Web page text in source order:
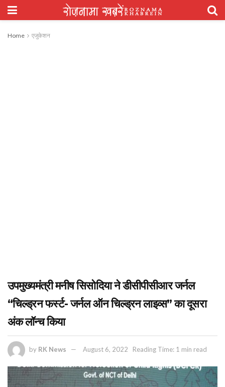
Home एजुकेशन
उपमुख्यमंत्री मनीष सिसोदिया ने डीसीपीसीआर जर्नल
“चिल्ड्रन फर्स्ट- जर्नल ऑन चिल्ड्रन लाइव्स” का दूसरा
अंक लॉन्च किया
by RK News August 6, 2022 Reading Time: 1 min read